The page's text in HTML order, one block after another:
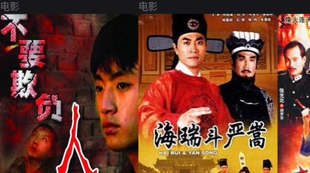
电影
电影